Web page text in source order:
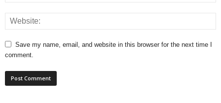
Save my name, email, and website in this browser for the next time I
comment.